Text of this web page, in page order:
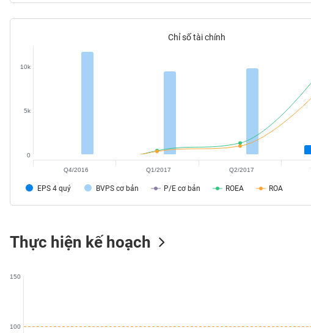
Chỉ số tài chính
EPS 4 quý BVPS cơ bản P/E cơ bản ROEA ROA
0
5k
10k
Q4/2016 Q1/2017 Q2/2017
Thực hiện kế hoạch
100
150
SÓC
TÀI
CHÍNH
NGHỆ
DỊCH